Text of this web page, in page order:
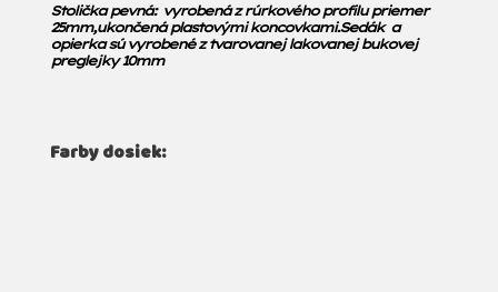
Stolička pevná: vyrobená z rúrkového profilu priemer
25mm,ukončená plastovými koncovkami.Sedák a
opierka sú vyrobené z tvarovanej lakovanej bukovej
preglejky 10mm
Farby dosiek: